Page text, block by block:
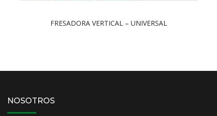
FRESADORA VERTICAL – UNIVERSAL
NOSOTROS